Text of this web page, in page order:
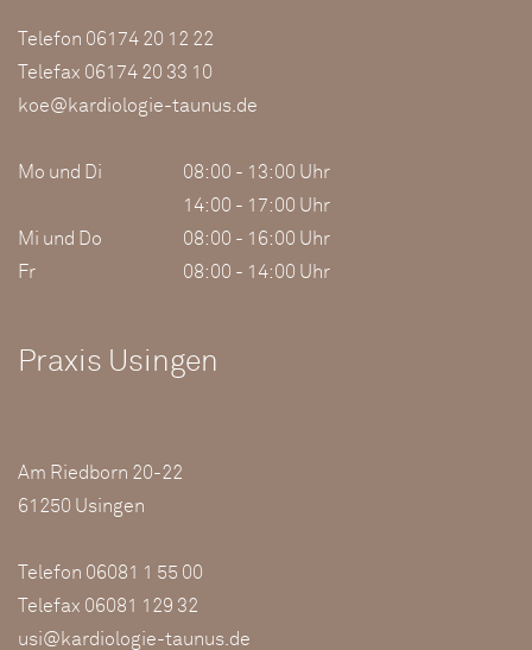
Telefon 06174 20 12 22
Telefax 06174 20 33 10
koe@kardiologie-taunus.de
Mo und Di
08:00 - 13:00 Uhr
14:00 - 17:00 Uhr
Mi und Do
08:00 - 16:00 Uhr
Fr
08:00 - 14:00 Uhr
Praxis Usingen
Am Riedborn 20-22
61250 Usingen
Telefon 06081 1 55 00
Telefax 06081 129 32
usi@kardiologie-taunus.de